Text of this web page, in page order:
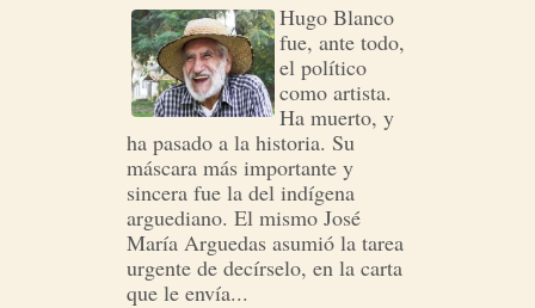
Hugo Blanco
fue, ante todo,
el político
como artista.
Ha muerto, y
ha pasado a la historia. Su
máscara más importante y
sincera fue la del indígena
arguediano. El mismo José
María Arguedas asumió la tarea
urgente de decírselo, en la carta
que le envía...